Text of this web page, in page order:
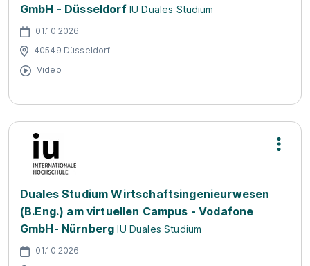
GmbH - Düsseldorf IU Duales Studium
01.10.2026
40549 Düsseldorf
Video
Duales Studium Wirtschaftsingenieurwesen
(B.Eng.) am virtuellen Campus - Vodafone
GmbH- Nürnberg IU Duales Studium
01.10.2026